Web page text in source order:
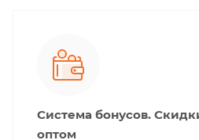
Система бонусов.
оптом